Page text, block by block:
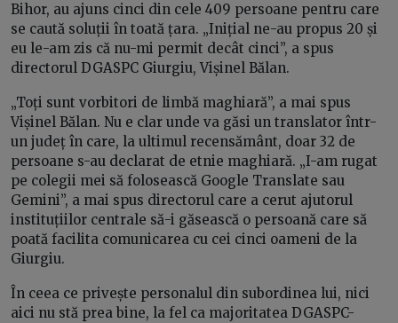
Bihor, au ajuns cinci din cele 409 persoane pentru care
se caută soluții în toată țara. „Inițial ne-au propus 20 și
eu le-am zis că nu-mi permit decât cinci”, a spus
directorul DGASPC Giurgiu, Vișinel Bălan.
„Toți sunt vorbitori de limbă maghiară”, a mai spus
Vișinel Bălan. Nu e clar unde va găsi un translator într-
un județ în care, la ultimul recensământ, doar 32 de
persoane s-au declarat de etnie maghiară. „I-am rugat
pe colegii mei să folosească Google Translate sau
Gemini”, a mai spus directorul care a cerut ajutorul
instituțiilor centrale să-i găsească o persoană care să
poată facilita comunicarea cu cei cinci oameni de la
Giurgiu.
În ceea ce privește personalul din subordinea lui, nici
aici nu stă prea bine, la fel ca majoritatea DGASPC-